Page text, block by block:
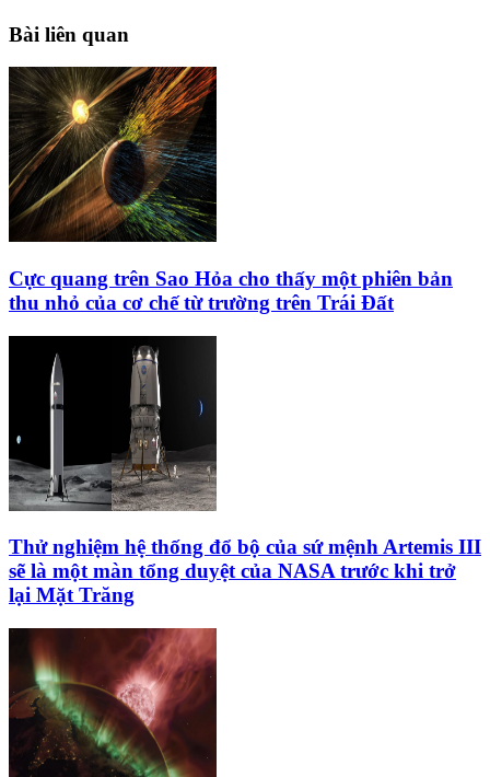
Bài liên quan
Cực quang trên Sao Hỏa cho thấy một phiên bản
thu nhỏ của cơ chế từ trường trên Trái Đất
Thử nghiệm hệ thống đổ bộ của sứ mệnh Artemis III
sẽ là một màn tổng duyệt của NASA trước khi trở
lại Mặt Trăng